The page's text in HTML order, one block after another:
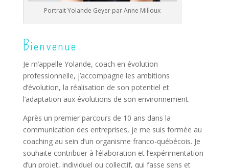
Portrait Yolande Geyer par Anne Milloux
Bienvenue
Je m’appelle Yolande, coach en évolution
professionnelle, j’accompagne les ambitions
d’évolution, la réalisation de son potentiel et
l’adaptation aux évolutions de son environnement.
Après un premier parcours de 10 ans dans la
communication des entreprises, je me suis formée au
coaching au sein d’un organisme franco-québécois. Je
souhaite contribuer à l’élaboration et l’expérimentation
d’un projet, individuel ou collectif, qui fasse sens et